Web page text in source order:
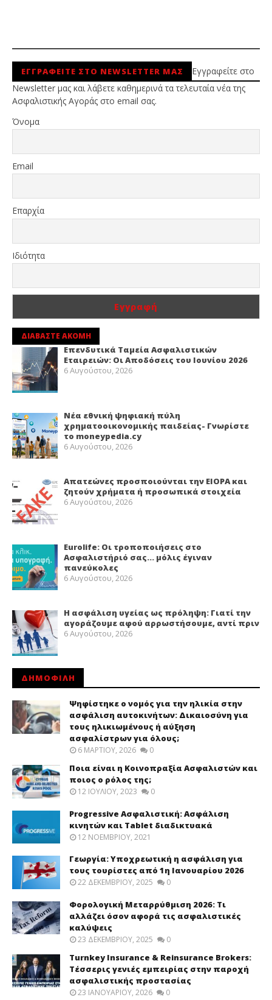
ΕΓΓΡΑΦΕΙΤΕ ΣΤΟ NEWSLETTER ΜΑΣ
Εγγραφείτε στο
Newsletter μας και λάβετε καθημερινά τα τελευταία νέα της
Ασφαλιστικής Αγοράς στο email σας.
Όνομα
Email
Επαρχία
Ιδιότητα
ΔΙΑΒΑΣΤΕ ΑΚΟΜΗ
Επενδυτικά Ταμεία Ασφαλιστικών
Εταιρειών: Οι Αποδόσεις του Ιουνίου 2026
6 Αυγούστου, 2026
Νέα εθνική ψηφιακή πύλη
χρηματοοικονομικής παιδείας- Γνωρίστε
το moneypedia.cy
6 Αυγούστου, 2026
Απατεώνες προσποιούνται την EIOPA και
ζητούν χρήματα ή προσωπικά στοιχεία
6 Αυγούστου, 2026
Eurolife: Οι τροποποιήσεις στο
Ασφαλιστήριό σας… μόλις έγιναν
πανεύκολες
6 Αυγούστου, 2026
Η ασφάλιση υγείας ως πρόληψη: Γιατί την
αγοράζουμε αφού αρρωστήσουμε, αντί πριν
6 Αυγούστου, 2026
ΔΗΜΟΦΙΛΗ
Ψηφίστηκε ο νομός για την ηλικία στην
ασφάλιση αυτοκινήτων: Δικαιοσύνη για
τους ηλικιωμένους ή αύξηση
ασφαλίστρων για όλους;
6 ΜΑΡΤΊΟΥ, 2026 0
Ποια είναι η Κοινοπραξία Ασφαλιστών και
ποιος ο ρόλος της;
12 ΙΟΥΛΊΟΥ, 2023 0
Progressive Ασφαλιστική: Ασφάλιση
κινητών και Tablet διαδικτυακά
12 ΝΟΕΜΒΡΊΟΥ, 2021
Γεωργία: Υποχρεωτική η ασφάλιση για
τους τουρίστες από 1η Ιανουαρίου 2026
22 ΔΕΚΕΜΒΡΊΟΥ, 2025 0
Φορολογική Μεταρρύθμιση 2026: Τι
αλλάζει όσον αφορά τις ασφαλιστικές
καλύψεις
23 ΔΕΚΕΜΒΡΊΟΥ, 2025 0
Turnkey Insurance & Reinsurance Brokers:
Τέσσερις γενιές εμπειρίας στην παροχή
ασφαλιστικής προστασίας
23 ΙΑΝΟΥΑΡΊΟΥ, 2026 0